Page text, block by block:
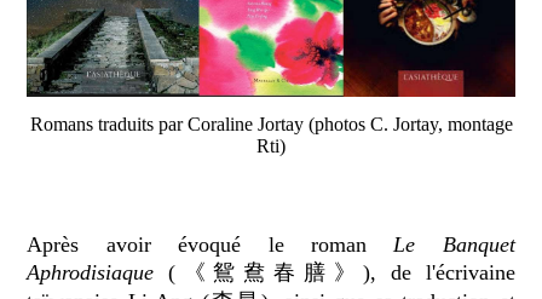
Romans traduits par Coraline Jortay (photos C. Jortay, montage
Rti)
Après avoir évoqué le roman Le Banquet
Aphrodisiaque (《鴛鴦春膳》), de l'écrivaine